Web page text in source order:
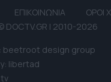
ΕΠΙΚΟΙΝΩΝΙΑ
ΟΡΟΙ
DOCTV.GR | 2010-2026
beetroot design group
libertad